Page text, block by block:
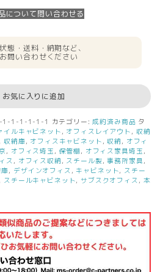
について問い合わせる
態・送料・納期など、
問い合わせください
お気に入りに追加
1-1-1-1-1-1 カテゴリー:成約済み商品 タ
イルキャビネット , オフィスレイアウト , 収納
収納庫, オフィスキャビネット ,収納 , オフィ
, オフィス埼玉 , 保管棚 , オフィス家具埼玉 ,
ス , オフィス収納 , スチール製 ,事務所家具 ,
, デザインオフィス , キャビネット, スチー
スチールキャビネット,サブスクオフィス , 本